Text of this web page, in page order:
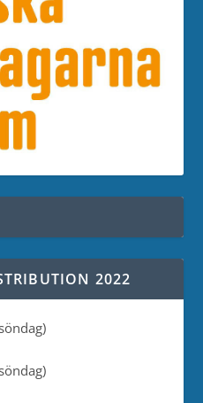
2022